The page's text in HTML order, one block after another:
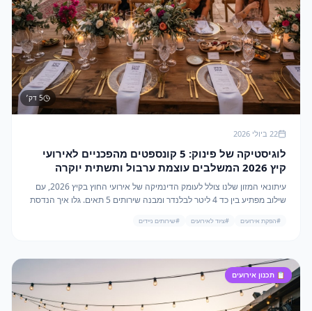
5 דק׳
22 ביולי 2026
לוגיסטיקה של פינוק: 5 קונספטים מהפכניים לאירועי
קיץ 2026 המשלבים עוצמת ערבול ותשתית יוקרה
עיתונאי המזון שלנו צולל לעומק הדינמיקה של אירועי החוץ בקיץ 2026, עם
שילוב מפתיע בין כד 4 ליטר לבלנדר ומבנה שירותים 5 תאים. גלו איך הנדסת
#הפקת אירועים #ציוד לאירועים #שירותים ניידים
📋 תכנון אירועים